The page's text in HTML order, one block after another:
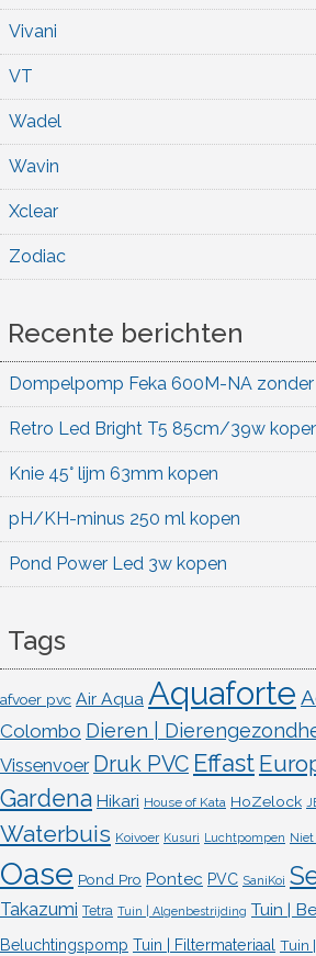
Vivani
VT
Wadel
Wavin
Xclear
Zodiac
Recente berichten
Dompelpomp Feka 600M-NA
Retro Led Bright T5 85cm/39w
Knie 45° lijm 63mm kopen
pH/KH-minus 250 ml kopen
Pond Power Led 3w kopen
Tags
afvoer pvc Air Aqua Aquaforte
Colombo Dieren |
Vissenvoer Druk PVC Effast
Gardena Hikari House of Kata HoZelock
Waterbuis Koivoer Kusuri Luchtpompen
Oase Pond Pro Pontec PVC SaniKoi
Takazumi Tetra Tuin | Algenbestrijding Tuin |
Beluchtingspomp Tuin | Filtermateriaal Tuin